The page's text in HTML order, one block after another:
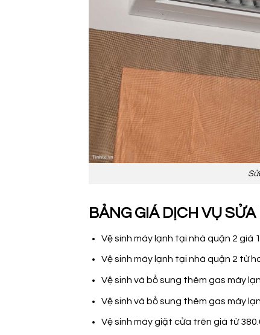
BẢNG GIÁ DỊCH VỤ
Vệ sinh máy lạnh tại nhà quận 2 giá
Vệ sinh máy lạnh tại nhà quận 2 từ
Vệ sinh và bổ sung thêm gas máy
Vệ sinh và bổ sung thêm gas máy
Vệ sinh máy giặt cửa trên giá từ